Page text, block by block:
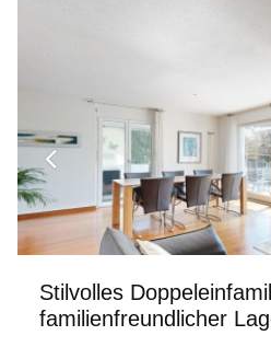
Stilvolles
familienfreundlicher